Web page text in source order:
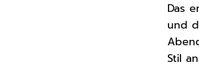
Das
und
Stil